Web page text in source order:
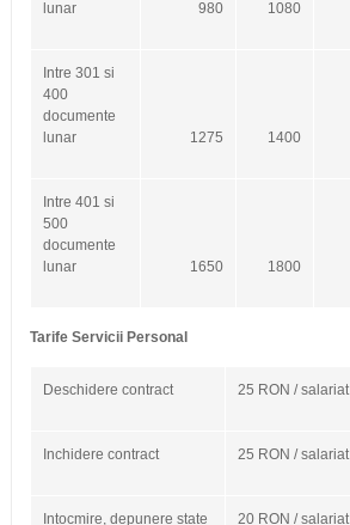
lunar
980 1080
Intre 301 si
400
documente
lunar
1275 1400
Intre 401 si
500
documente
lunar
1650 1800
Tarife Servicii Personal
Deschidere contract 25 RON / salariat
Inchidere contract 25 RON / salariat
Intocmire, depunere state 20 RON / salariat